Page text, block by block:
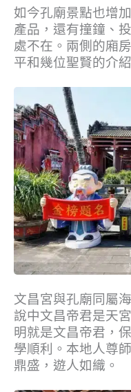
如今孔廟景點也增
產品，還有撞鐘、
處不在。兩側的廂
平和幾位聖賢的介
文昌宮與孔廟同屬
說中文昌帝君是天
明就是文昌帝君，
學順利。本地人尊
鼎盛，遊人如織。